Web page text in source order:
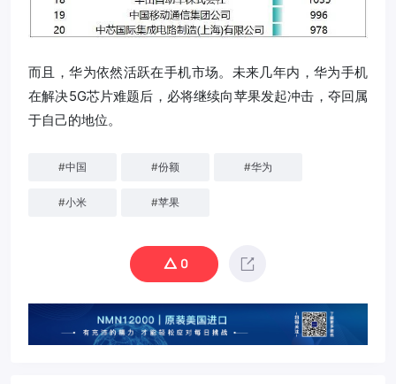
而且，华为依然活跃在手机市场。未来几年内，华为手机
在解决5G芯片难题后，必将继续向苹果发起冲击，夺回属
于自己的地位。
#中国 #份额 #华为
#小米 #苹果
0